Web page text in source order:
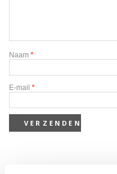
Naam *
E-mail *